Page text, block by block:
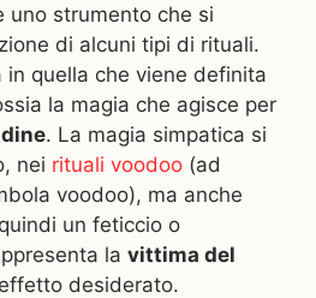
uno strumento che si
di alcuni tipi di rituali.
in quella che viene definita
la magia che agisce per
. La magia simpatica si
nei rituali voodoo (ad
voodoo), ma anche
un feticcio o
la vittima del
desiderato.